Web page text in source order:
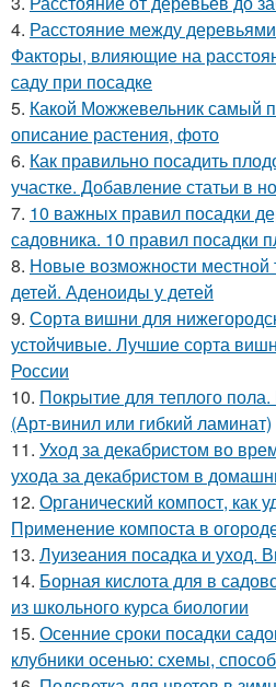
4. Расстояние между
Факторы, влияющие на
саду при посадке
5. Какой Можжевельник самый
описание растения, фото
6. Как правильно посадить
участке. Добавление статьи в
7. 10 важных правил посадки
садовника. 10 правил посадки
8. Новые возможности местной
детей. Аденоиды у детей
9. Сорта вишни для
устойчивые. Лучшие сорта
России
10. Покрытие для теплого
(Арт-винил или гибкий ламинат)
11. Уход за декабристом во
ухода за декабристом в
12. Органический компост, как
Применение компоста в
13. Луизеания посадка и уход.
14. Борная кислота для в
из школьного курса биологии
15. Осенние сроки посадки
клубники осенью: схемы,